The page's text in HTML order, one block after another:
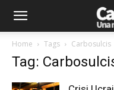
Home Tags Carbosulcis
Tag: